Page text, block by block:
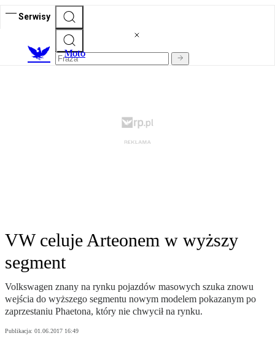
Serwisy
Moto
VW celuje Arteonem w wyższy
segment
Volkswagen znany na rynku pojazdów masowych szuka znowu
wejścia do wyższego segmentu nowym modelem pokazanym po
zaprzestaniu Phaetona, który nie chwycił na rynku.
Publikacja: 01.06.2017 16:49